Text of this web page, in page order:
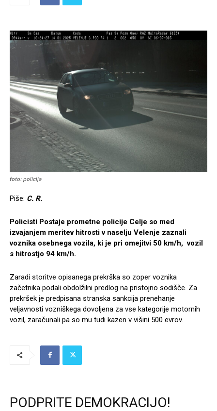
foto: policija
Piše: C. R.
Policisti Postaje prometne policije Celje so med
izvajanjem meritev hitrosti v naselju Velenje zaznali
voznika osebnega vozila, ki je pri omejitvi 50 km/h, vozil
s hitrostjo 94 km/h.
Zaradi storitve opisanega prekrška so zoper voznika
začetnika podali obdolžilni predlog na pristojno sodišče. Za
prekršek je predpisana stranska sankcija prenehanje
veljavnosti vozniškega dovoljena za vse kategorije motornih
vozil, zaračunali pa so mu tudi kazen v višini 500 evrov.
PODPRITE DEMOKRACIJO!